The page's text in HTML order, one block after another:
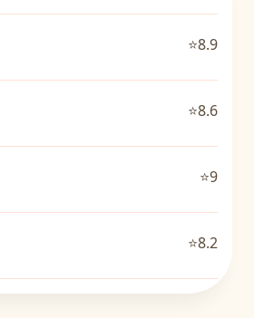
⭐8.9
⭐8.6
⭐9
⭐8.2